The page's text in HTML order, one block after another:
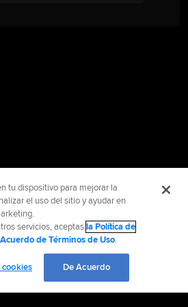
tu dispositivo para mejorar la
el uso del sitio y ayudar en
servicios, aceptasla Política de
de Términos de Uso.
De Acuerdo